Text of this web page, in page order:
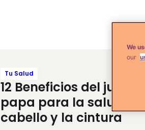
Tu Salud
12 Beneficios del jugo de
papa para la salud, el
cabello y la cintura
We
our